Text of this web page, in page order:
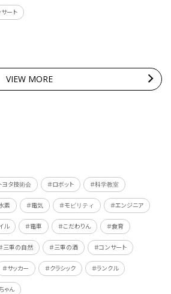
ート
VIEW MORE
ヨタ技術会 ＃ロボット ＃科学教室
素 ＃電気 ＃モビリティ ＃エンジニア
ル ＃電車 ＃こだわりん ＃食育
三重の自然 ＃三重の酒 ＃コンサート
＃サッカー ＃クラシック ＃ランクル
ゃん